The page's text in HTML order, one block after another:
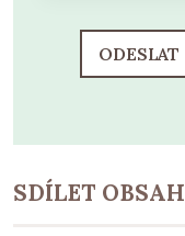
ODESLAT
SDÍLET OBSAH